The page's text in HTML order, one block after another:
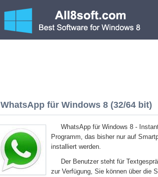
WhatsApp für Windows 8 (32/64 bit)
WhatsApp für Windows 8 -
Programm, das bisher nur auf
installiert werden.
Der Benutzer steht für
zur Verfügung, Sie können über die